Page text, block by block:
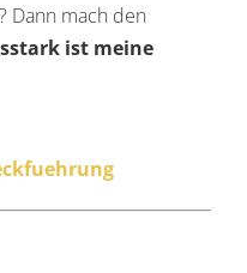
Dann mach den
ist meine